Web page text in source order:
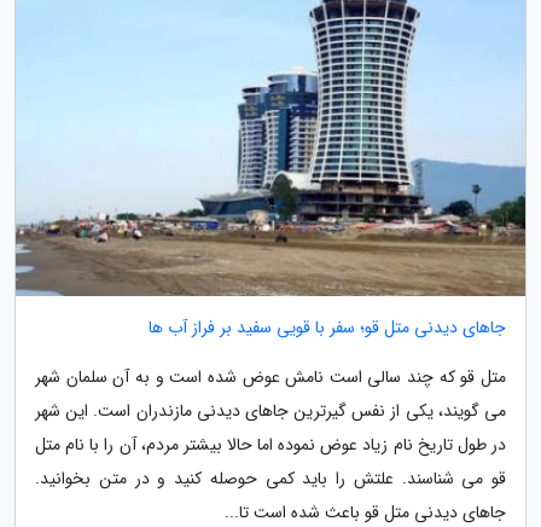
جاهای دیدنی متل قو؛ سفر با قویی سفید بر فراز آب ها
متل قو که چند سالی است نامش عوض شده است و به آن سلمان شهر
می گویند، یکی از نفس گیرترین جاهای دیدنی مازندران است. این شهر
در طول تاریخ نام زیاد عوض نموده اما حالا بیشتر مردم، آن را با نام متل
قو می شناسند. علتش را باید کمی حوصله کنید و در متن بخوانید.
جاهای دیدنی متل قو باعث شده است تا...